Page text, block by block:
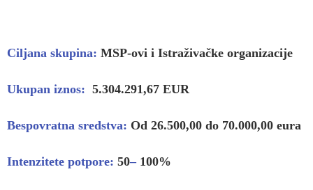
Ciljana skupina: MSP-ovi i Istraživačke organizacije
Ukupan iznos: 5.304.291,67 EUR
Bespovratna sredstva: Od 26.500,00 do 70.000,00 eura
Intenzitete potpore: 50– 100%